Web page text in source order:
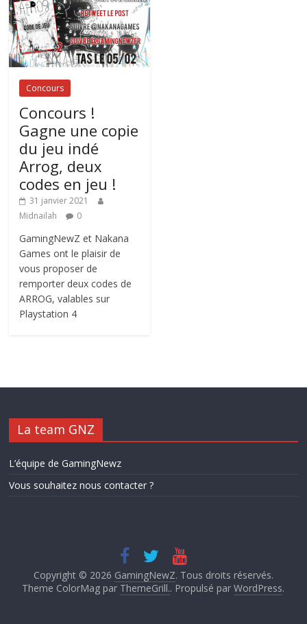
Concours
Concours !
Gagne une copie
du jeu indé
Arrog, deux
codes en jeu !
31 janvier 2021
Midnailah
0
GamingNewZ et Nakana
Games ont le plaisir de
vous proposer de
remporter deux codes de
ARROG, valables sur
Playstation 4
La team GNZ
L’équipe de GamingNewz
Vous souhaitez nous contacter ?
Copyright © 2026 GamingNewZ. Tous droits réservés.
Theme ColorMag par ThemeGrill.. Propulsé parWordPress.